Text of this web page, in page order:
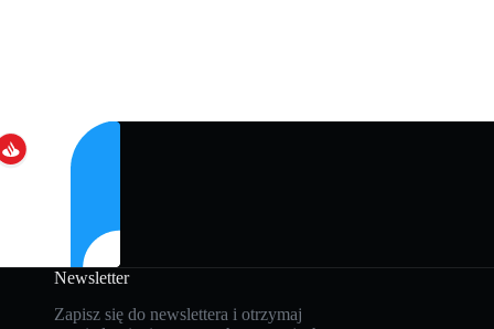
Newsletter
Zapisz się do newslettera i otrzymaj